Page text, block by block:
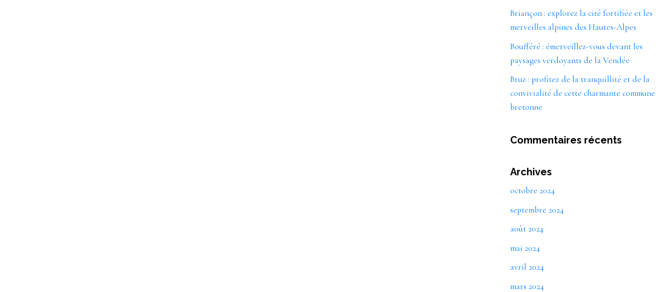
Briançon : explorez la cité fortifiée et les
merveilles alpines des Hautes-Alpes
Boufféré : émerveillez-vous devant les
paysages verdoyants de la Vendée
Bruz : profitez de la tranquillité et de la
convivialité de cette charmante commune
bretonne
Commentaires récents
Archives
octobre 2024
septembre 2024
août 2024
mai 2024
avril 2024
mars 2024